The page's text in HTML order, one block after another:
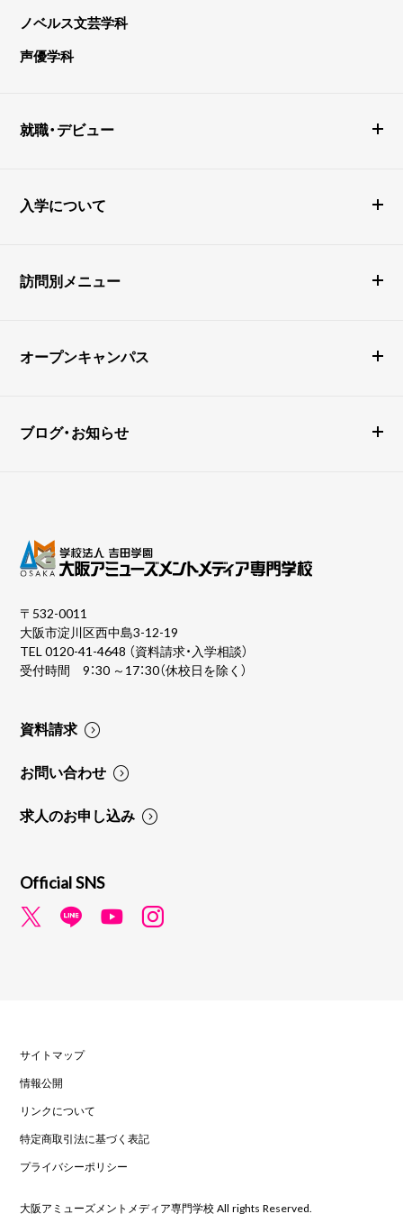
ノベルス文芸学科
声優学科
就職・デビュー
入学について
訪問別メニュー
オープンキャンパス
ブログ・お知らせ
〒532-0011
大阪市淀川区西中島3-12-19
TEL0120-41-4648 （資料請求・入学相談）
受付時間 9：30 ～17：30（休校日を除く）
資料請求
お問い合わせ
求人のお申し込み
Official SNS
サイトマップ
情報公開
リンクについて
特定商取引法に基づく表記
プライバシーポリシー
大阪アミューズメントメディア専門学校 All rights Reserved.